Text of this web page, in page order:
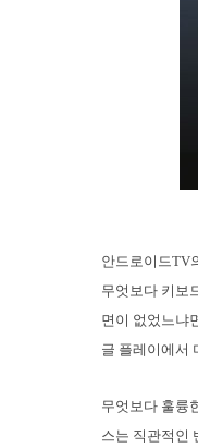
안드로이드TV
무엇보다 키보
면이 없었느냐
글 플레이에서
무엇보다 훌륭
스는 직관적인